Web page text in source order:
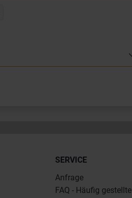
SERVICE
Anfrage
FAQ - Häufig gestellte